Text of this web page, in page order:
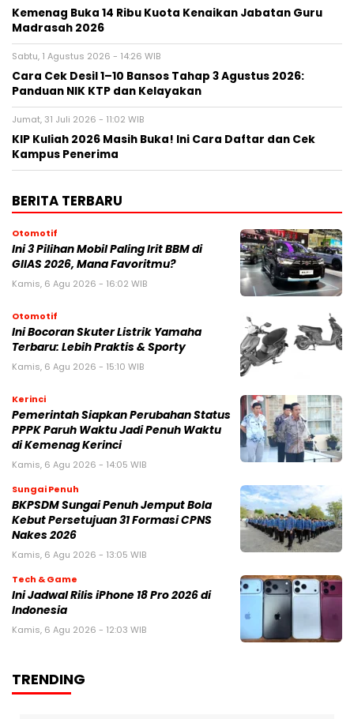
Kemenag Buka 14 Ribu Kuota Kenaikan Jabatan Guru
Madrasah 2026
Sabtu, 1 Agustus 2026 - 14:26 WIB
Cara Cek Desil 1–10 Bansos Tahap 3 Agustus 2026:
Panduan NIK KTP dan Kelayakan
Jumat, 31 Juli 2026 - 11:02 WIB
KIP Kuliah 2026 Masih Buka! Ini Cara Daftar dan Cek
Kampus Penerima
BERITA TERBARU
Otomotif
Ini 3 Pilihan Mobil Paling Irit BBM di
GIIAS 2026, Mana Favoritmu?
Kamis, 6 Agu 2026 - 16:02 WIB
Otomotif
Ini Bocoran Skuter Listrik Yamaha
Terbaru: Lebih Praktis & Sporty
Kamis, 6 Agu 2026 - 15:10 WIB
Kerinci
Pemerintah Siapkan Perubahan Status
PPPK Paruh Waktu Jadi Penuh Waktu
di Kemenag Kerinci
Kamis, 6 Agu 2026 - 14:05 WIB
Sungai Penuh
BKPSDM Sungai Penuh Jemput Bola
Kebut Persetujuan 31 Formasi CPNS
Nakes 2026
Kamis, 6 Agu 2026 - 13:05 WIB
Tech & Game
Ini Jadwal Rilis iPhone 18 Pro 2026 di
Indonesia
Kamis, 6 Agu 2026 - 12:03 WIB
TRENDING